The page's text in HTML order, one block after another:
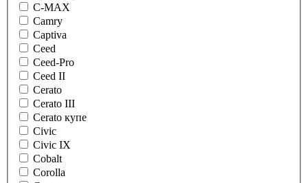
C-MAX
Camry
Captiva
Ceed
Ceed-Pro
Ceed II
Cerato
Cerato III
Cerato купе
Civic
Civic IX
Cobalt
Corolla